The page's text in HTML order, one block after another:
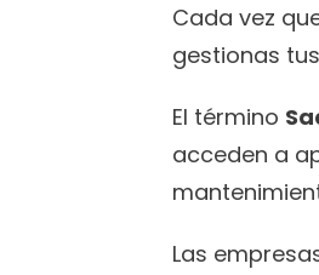
Cada vez
gestionas
El término
acceden a
Las